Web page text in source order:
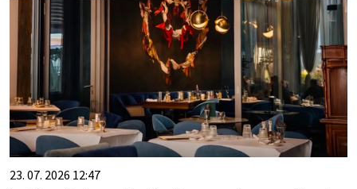
23. 07. 2026 12:47